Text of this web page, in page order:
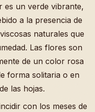
es un verde vibrante,
a la presencia de
naturales que
Las flores son
de un color rosa
forma solitaria o en
las hojas.
con los meses de